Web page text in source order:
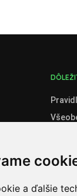
a ďalšie